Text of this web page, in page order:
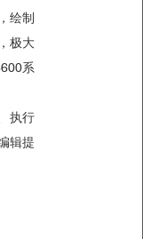
绘制
极大
系
执行
辑提